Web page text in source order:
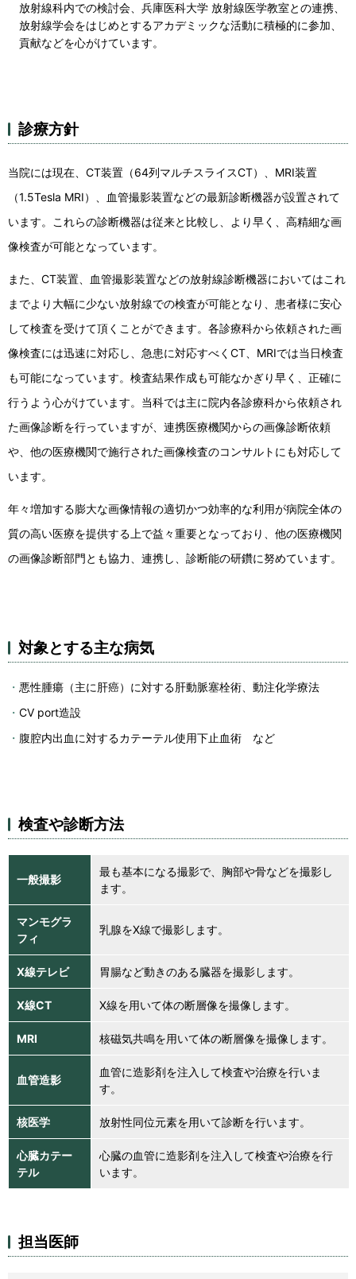
放射線科内での検討会、兵庫医科大学 放射線医学教室との連携、
放射線学会をはじめとするアカデミックな活動に積極的に参加、
貢献などを心がけています。
診療方針
当院には現在、CT装置（64列マルチスライスCT）、MRI装置
（1.5Tesla MRI）、血管撮影装置などの最新診断機器が設置されて
います。これらの診断機器は従来と比較し、より早く、高精細な画
像検査が可能となっています。
また、CT装置、血管撮影装置などの放射線診断機器においてはこれ
までより大幅に少ない放射線での検査が可能となり、患者様に安心
して検査を受けて頂くことができます。各診療科から依頼された画
像検査には迅速に対応し、急患に対応すべくCT、MRIでは当日検査
も可能になっています。検査結果作成も可能なかぎり早く、正確に
行うよう心がけています。当科では主に院内各診療科から依頼され
た画像診断を行っていますが、連携医療機関からの画像診断依頼
や、他の医療機関で施行された画像検査のコンサルトにも対応して
います。
年々増加する膨大な画像情報の適切かつ効率的な利用が病院全体の
質の高い医療を提供する上で益々重要となっており、他の医療機関
の画像診断部門とも協力、連携し、診断能の研鑽に努めています。
対象とする主な病気
悪性腫瘍（主に肝癌）に対する肝動脈塞栓術、動注化学療法
CV port造設
腹腔内出血に対するカテーテル使用下止血術 など
検査や診断方法
一般撮影
最も基本になる撮影で、胸部や骨などを撮影し
ます。
マンモグラ
フィ
乳腺をX線で撮影します。
X線テレビ 胃腸など動きのある臓器を撮影します。
X線CT X線を用いて体の断層像を撮像します。
MRI 核磁気共鳴を用いて体の断層像を撮像します。
血管造影
血管に造影剤を注入して検査や治療を行いま
す。
核医学 放射性同位元素を用いて診断を行います。
心臓カテー
テル
心臓の血管に造影剤を注入して検査や治療を行
います。
担当医師